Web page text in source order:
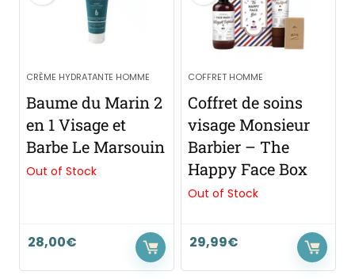
CRÈME HYDRATANTE HOMME
Baume du Marin 2
en 1 Visage et
Barbe Le Marsouin
Out of Stock
28,00€
COFFRET HOMME
Coffret de soins
visage Monsieur
Barbier – The
Happy Face Box
Out of Stock
29,99€